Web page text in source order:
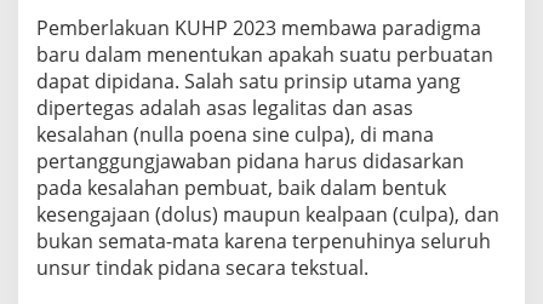
5
(
U
U
2
0
/
2
2
5
)
Pemberlakuan KUHP 2023 membawa paradigma
baru dalam menentukan apakah suatu perbuatan
dapat dipidana. Salah satu prinsip utama yang
dipertegas adalah asas legalitas dan asas
kesalahan (nulla poena sine culpa), di mana
pertanggungjawaban pidana harus didasarkan
pada kesalahan pembuat, baik dalam bentuk
kesengajaan (dolus) maupun kealpaan (culpa), dan
bukan semata-mata karena terpenuhinya seluruh
unsur tindak pidana secara tekstual.